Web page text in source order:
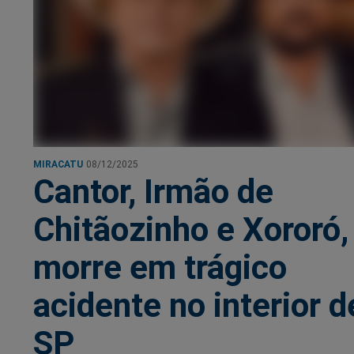
MIRACATU 08/12/2025
Cantor, Irmão de
Chitãozinho e Xororó,
morre em trágico
acidente no interior
SP